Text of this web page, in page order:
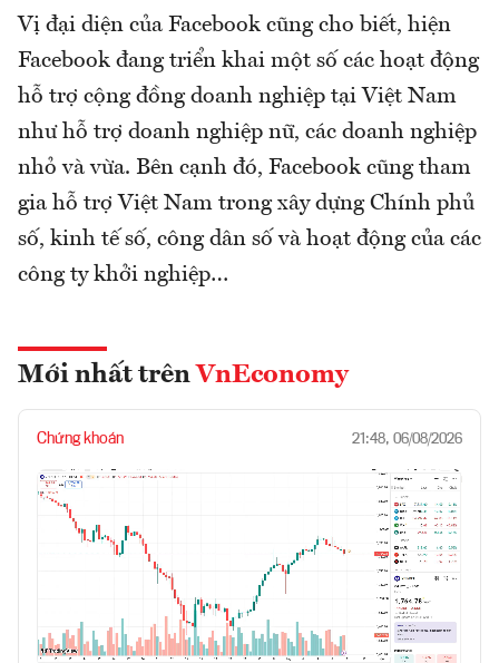
Vị đại diện của Facebook cũng cho biết, hiện
Facebook đang triển khai một số các hoạt động
hỗ trợ cộng đồng doanh nghiệp tại Việt Nam
như hỗ trợ doanh nghiệp nữ, các doanh nghiệp
nhỏ và vừa. Bên cạnh đó, Facebook cũng tham
gia hỗ trợ Việt Nam trong xây dựng Chính phủ
số, kinh tế số, công dân số và hoạt động của các
công ty khởi nghiệp…
Mới nhất trên VnEconomy
Chứng khoán 21:48, 06/08/2026